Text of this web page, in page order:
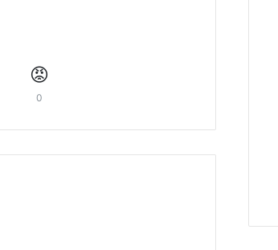
😡
0